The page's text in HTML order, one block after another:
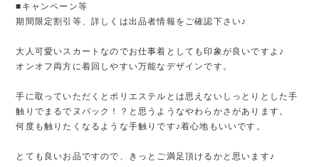
■キャンペーン等
期間限定割引等、詳しくは出品者情報をご確認下さい♪
大人可愛いスカートなのでお仕事着としても印象が良いですよ♪
オンオフ両方に着回しやすい万能なデザインです。
手に取っていただくとポリエステルとは思えないしっとりとした手
触りでまるでヌバック！？と思うようなやわらかさがあります。
何度も触りたくなるような手触りです♪着心地もいいです。
とても良いお品ですので、きっとご満足頂けるかと思います♪